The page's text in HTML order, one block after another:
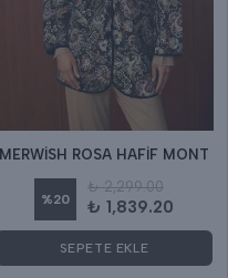
MERWİSH ROSA HAFİF MONT
%20
₺ 2,299.00
₺ 1,839.20
SEPETE EKLE